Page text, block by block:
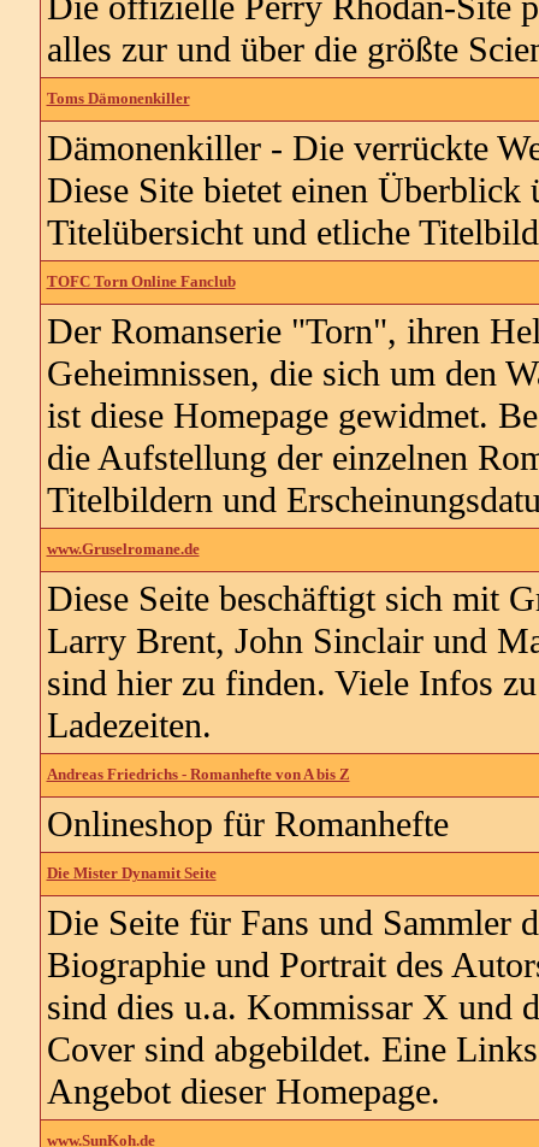
alles zur und über die größte
Toms Dämonenkiller
Dämonenkiller - Die verrückte
Diese Site bietet einen
Titelübersicht und etliche
TOFC Torn Online Fanclub
Der Romanserie "Torn", ihren
Geheimnissen, die sich um den
ist diese Homepage gewidmet.
die Aufstellung der einzelnen
Titelbildern und
www.Gruselromane.de
Diese Seite beschäftigt sich mit
Larry Brent, John Sinclair und
sind hier zu finden. Viele Infos
Ladezeiten.
Andreas Friedrichs - Romanhefte von A bis Z
Onlineshop für Romanhefte
Die Mister Dynamit Seite
Die Seite für Fans und Sammler
Biographie und Portrait des
sind dies u.a. Kommissar X und
Cover sind abgebildet. Eine
Angebot dieser Homepage.
www.SunKoh.de